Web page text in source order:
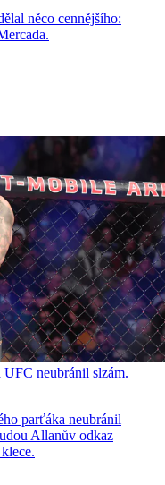
něco cennějšího:
neubránil slzám.
parťáka neubránil
Allanův odkaz